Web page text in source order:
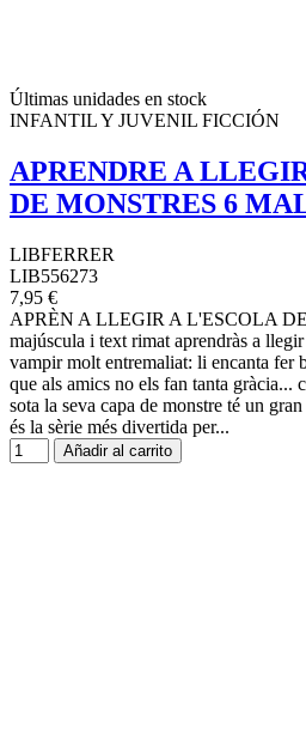
Últimas unidades en stock
INFANTIL Y JUVENIL FICCIÓN
APRENDRE A
DE MONSTRES 6
LIBFERRER
LIB556273
7,95 €
APRÈN A LLEGIR A L'ESCOLA
majúscula i text rimat aprendràs a
vampir molt entremaliat: li encanta fer
que als amics no els fan tanta gràcia...
sota la seva capa de monstre té un
és la sèrie més divertida per...
Añadir al carrito